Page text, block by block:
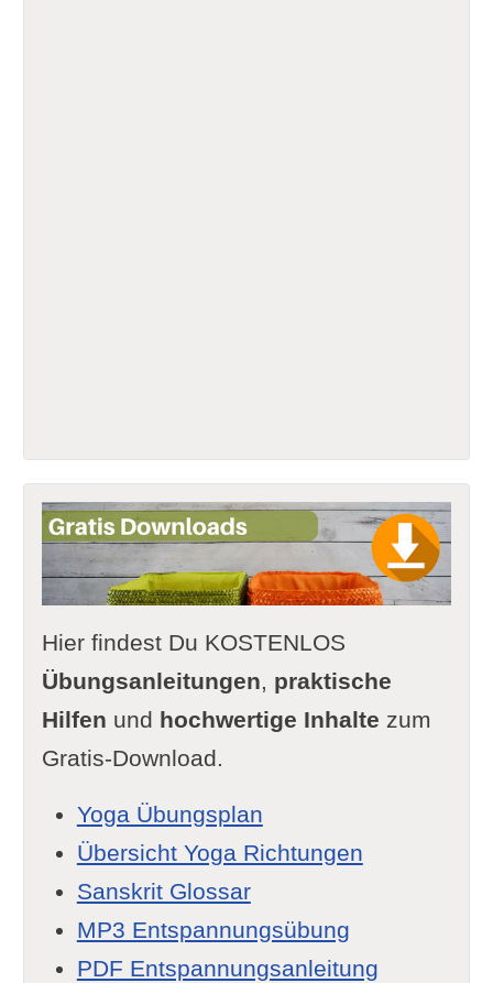
Hier findest Du KOSTENLOS
Übungsanleitungen, praktische
Hilfen und hochwertige Inhalte zum
Gratis-Download.
Yoga Übungsplan
Übersicht Yoga Richtungen
Sanskrit Glossar
MP3 Entspannungsübung
PDF Entspannungsanleitung